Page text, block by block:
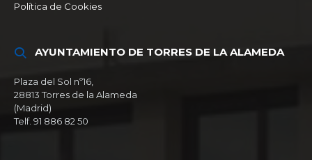
Política de Cookies
AYUNTAMIENTO DE TORRES DE LA ALAMEDA
Plaza del Sol nº16,
28813 Torres de la Alameda
(Madrid)
Telf. 91 886 82 50